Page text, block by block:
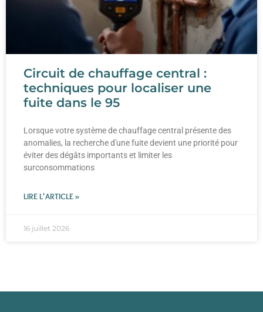
Circuit de chauffage central :
techniques pour localiser une
fuite dans le 95
Lorsque votre système de chauffage central présente des
anomalies, la recherche d'une fuite devient une priorité pour
éviter des dégâts importants et limiter les
surconsommations
LIRE L'ARTICLE »
16 juillet 2026